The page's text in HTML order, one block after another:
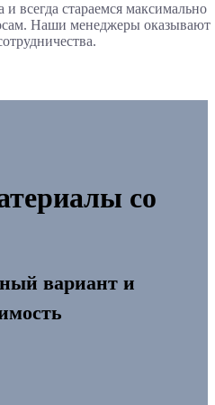
всегда стараемся максимально
Наши менеджеры оказывают
со
вариант и